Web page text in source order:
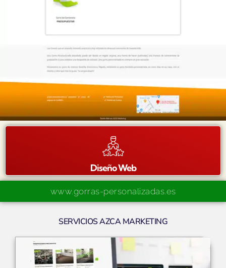
Diseño Web
www.gorras-personalizadas.es
SERVICIOS AZCA MARKETING